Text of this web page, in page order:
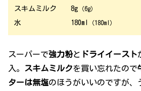
スキムミルク 8g （6g）
水 180ml （180ml）
スーパーで強力粉と ドライイースト
入。
スキムミルクを買い忘れたので
ターは無塩のほうがいいのですが、